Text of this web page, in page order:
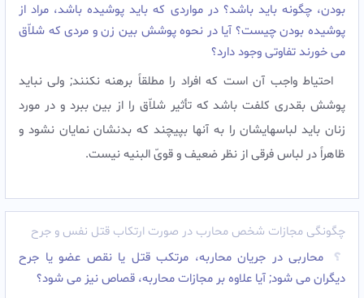
بودن، چگونه باید باشد؟ در مواردى که باید پوشیده باشد، مراد از
پوشیده بودن چیست؟ آیا در نحوه پوشش بین زن و مردی که شلاّق
مى خورند تفاوتی وجود دارد؟
احتیاط واجب آن است که افراد را مطلقاً برهنه نکنند; ولى نباید
پوشش بقدرى کلفت باشد که تأثیر شلاّق را از بین ببرد و در مورد
زنان باید لباسهایشان را به آنها بپیچند که بدنشان نمایان نشود و
ظاهراً در لباس فرقى از نظر ضعیف و قوىّ البنیه نیست.‌
چگونگی مجازات شخص محارب در صورت ارتکاب قتل نفس و جرح
محاربى در جریان محاربه، مرتکب قتل یا نقص عضو یا جرح
دیگران مى شود; آیا علاوه بر مجازات محاربه، قصاص نیز مى شود؟